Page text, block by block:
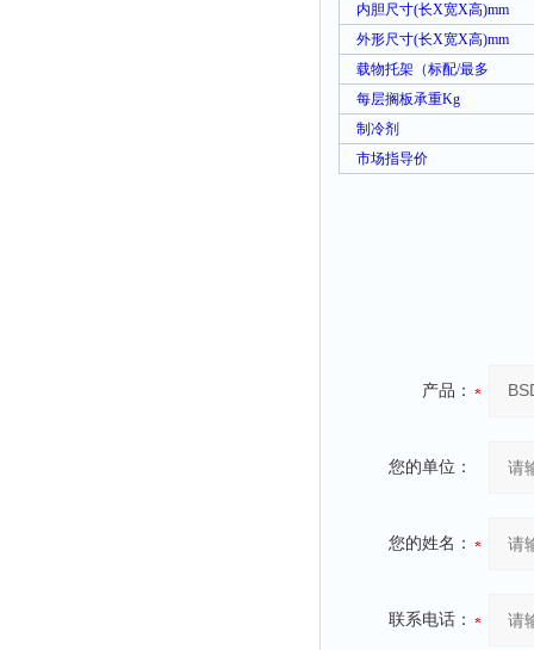
内胆尺寸(长X宽X高)mm
外形尺寸(长X宽X高)mm
载物托架（标配/最多
每层搁板承重Kg
制冷剂
市场指导价
产品：
您的单位：
您的姓名：
联系电话：